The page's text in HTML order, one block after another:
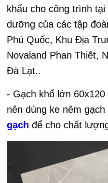
khẩu cho công trình
dưỡng của các tập
Phú Quốc, Khu Địa
Novaland Phan Thiết,
Đà Lạt..
- Gạch khổ lớn
nên dùng ke nêm
gạch để cho chất